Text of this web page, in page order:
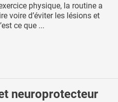
physique, la routine a
voire d’éviter les lésions et
ce que ...
neuroprotecteur